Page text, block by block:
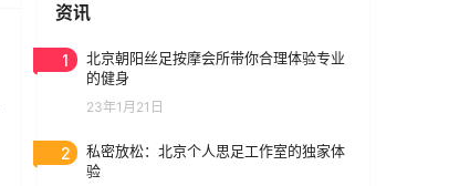
资讯
1
北京朝阳丝足按摩会所带你合理体验专业
的健身
23年1月21日
2
私密放松：北京个人思足工作室的独家体
验